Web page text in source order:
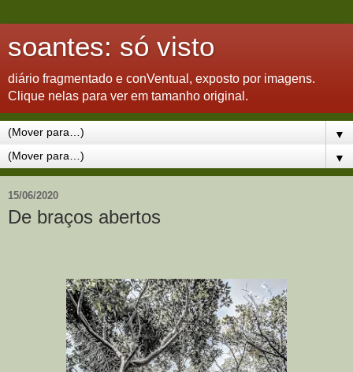
soantes: só visto
diário fragmentado e conVentual, exposto por imagens.
Clique nelas para ver em tamanho original.
▼
▼
15/06/2020
De braços abertos